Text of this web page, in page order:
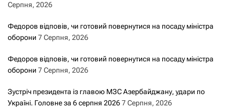
Серпня, 2026
Федоров відповів, чи готовий повернутися на посаду міністра
оборони 7 Серпня, 2026
Федоров відповів, чи готовий повернутися на посаду міністра
оборони 7 Серпня, 2026
Зустріч президента із главою МЗС Азербайджану, удари по
Україні. Головне за 6 серпня 20267 Серпня, 2026